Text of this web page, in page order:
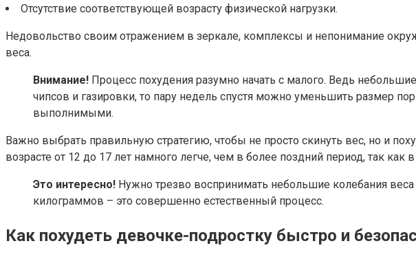
Отсутствие соответствующей возрасту физической нагрузки.
Недовольство своим отражением в зеркале, комплексы и непонимание
веса.
Внимание! Процесс похудения разумно начать с малого. Ведь
чипсов и газировки, то пару недель спустя можно уменьшить размер
выполнимыми.
Важно выбрать правильную стратегию, чтобы не просто скинуть вес, но и
возрасте от 12 до 17 лет намного легче, чем в более поздний период, так
Это интересно! Нужно трезво воспринимать небольшие колебания
килограммов – это совершенно естественный процесс.
Как похудеть девочке-подростку быстро и